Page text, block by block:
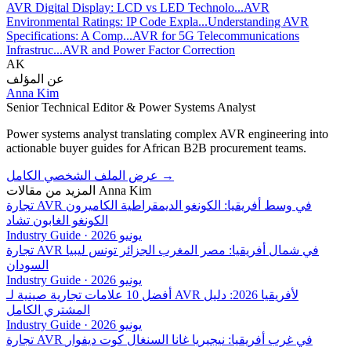
AVR Digital Display: LCD vs LED Technolo...AVR
Environmental Ratings: IP Code Expla...Understanding AVR
Specifications: A Comp...AVR for 5G Telecommunications
Infrastruc...AVR and Power Factor Correction
AK
عن المؤلف
Anna Kim
Senior Technical Editor & Power Systems Analyst
Power systems analyst translating complex AVR engineering into
actionable buyer guides for African B2B procurement teams.
عرض الملف الشخصي الكامل →
المزيد من مقالات Anna Kim
تجارة AVR في وسط أفريقيا: الكونغو الديمقراطية الكاميرون
الكونغو الغابون تشاد
Industry Guide ·
يونيو 2026
تجارة AVR في شمال أفريقيا: مصر المغرب الجزائر تونس ليبيا
السودان
Industry Guide ·
يونيو 2026
أفضل 10 علامات تجارية صينية لـ AVR لأفريقيا 2026: دليل
المشتري الكامل
Industry Guide ·
يونيو 2026
تجارة AVR في غرب أفريقيا: نيجيريا غانا السنغال كوت ديفوار